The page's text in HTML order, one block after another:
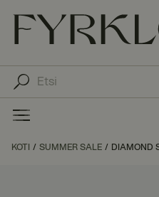
KOTI SUMMER SALE DIAMOND